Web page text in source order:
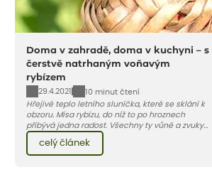
Doma v zahradě, doma v kuchyni – s
čerstvě natrhaným voňavým
rybízem
29.4.2021
10 minut čtení
Hřejivé teplo letního sluníčka, které se sklání k
obzoru. Mísa rybízu, do níž to po hroznech
přibývá jedna radost. Všechny ty vůně a zvuky
červencové zahrady. Sklizeň rybízu do kuchyně
vnese neuvěřitelný klid a radost. A taky trochu
bezstarostnosti dětství při mlsání babiččina
celý článek